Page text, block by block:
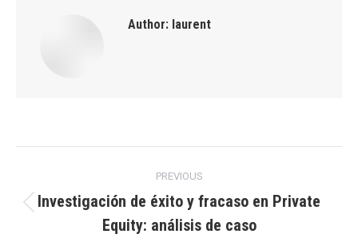
Author: laurent
navigation
PREVIOUS
Previous
post:
Investigación de éxito y fracaso en Private
Equity: análisis de caso